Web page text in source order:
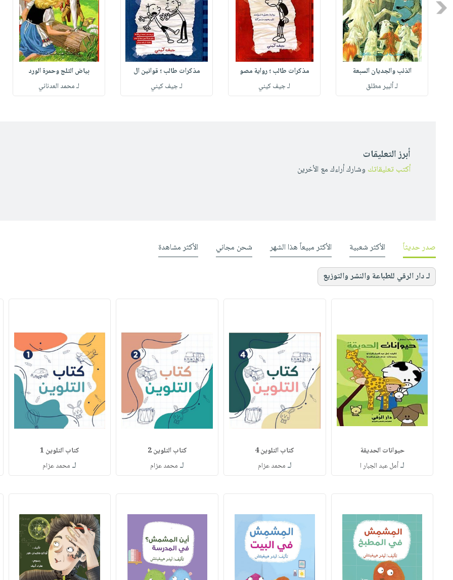
Previous
الذئب والجديان السبعة
لـ ألبير مطلق
مذكرات طالب ؛ رواية مصو
لـ جيف كيني
مذكرات طالب ؛ قوانين ال
لـ جيف كيني
بياض الثلج وحمرة الورد
لـ محمد العدناني
أبرز التعليقات
أكتب تعليقاتك وشارك أراءك مع الأخرين
صدر حديثاً الأكثر شعبية الأكثر مبيعاً هذا الشهر شحن مجاني الأكثر مشاهدة
لـ دار الرقي للطباعة والنشر والتوزيع
حيوانات الحديقة
لـأمل عبد الجبار ا
كتاب التلوين 4
لـ محمد عزام
كتاب التلوين 2
لـ محمد عزام
كتاب التلوين 1
لـ محمد عزام